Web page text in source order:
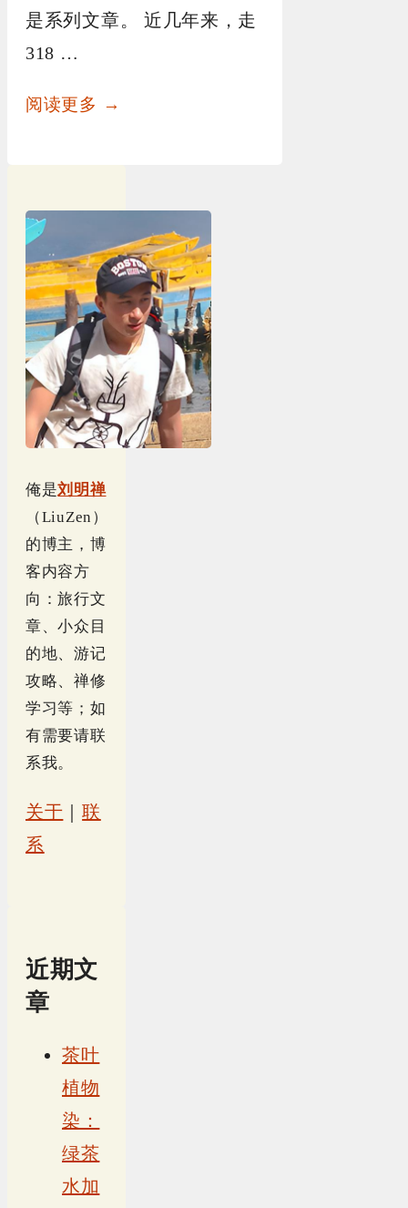
是系列文章。 近几年来，走
318 …
阅读更多 →
俺是刘明禅
（LiuZen）
的博主，博
客内容方
向：旅行文
章、小众目
的地、游记
攻略、禅修
学习等；如
有需要请联
系我。
关于 ｜联
系
近期文
章
茶叶
植物
染：
绿茶
水加